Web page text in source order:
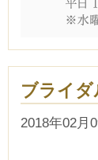
ブライダ
2018年02月